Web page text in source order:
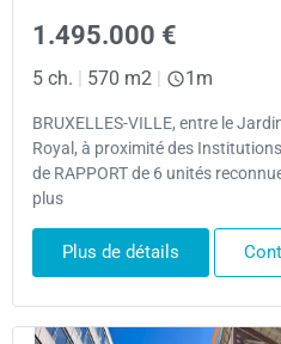
1.495.000 €
5 ch. 570 m2 1m
BRUXELLES-VILLE, entre le
Royal, à proximité des
de RAPPORT de 6 unités
plus
Plus de détails